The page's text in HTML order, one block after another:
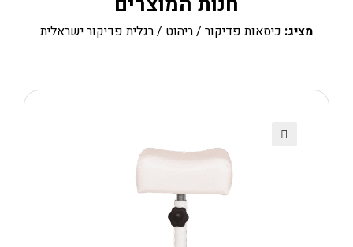
מציג: כיסאות פדיקור /ריהוט / רגלית פדיקור ישראלית